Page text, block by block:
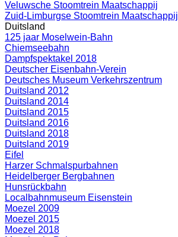
Veluwsche Stoomtrein Maatschappij
Zuid-Limburgse Stoomtrein Maatschappij
Duitsland
125 jaar Moselwein-Bahn
Chiemseebahn
Dampfspektakel 2018
Deutscher Eisenbahn-Verein
Deutsches Museum Verkehrszentrum
Duitsland 2012
Duitsland 2014
Duitsland 2015
Duitsland 2016
Duitsland 2018
Duitsland 2019
Eifel
Harzer Schmalspurbahnen
Heidelberger Bergbahnen
Hunsrückbahn
Localbahnmuseum Eisenstein
Moezel 2009
Moezel 2015
Moezel 2018